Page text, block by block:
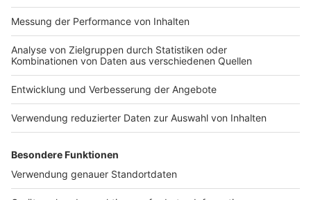
ALLE COMPUTERWORLD BRIEFINGS
STELLENMARKT
Computerworld Newsletter
JETZT ABONNIEREN